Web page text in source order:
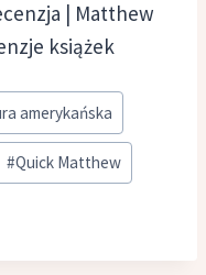
| Matthew
książek
amerykańska
#Quick Matthew